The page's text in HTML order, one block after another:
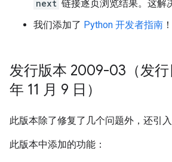
next 链接逐页浏览结果。这解
我们添加了 Python 开发者指南 ！
发行版本 2009-03（发
年 11 月 9 日）
此版本除了修复了几个问题外，还引入
此版本中添加的功能：